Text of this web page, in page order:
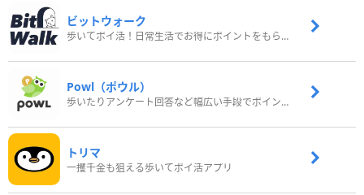
ビットウォーク
歩いてポイ活！日常生活でお得にポイントをもらおう
Powl（ポウル）
歩いたりアンケート回答など幅広い手段でポイントをゲット
トリマ
一攫千金も狙える歩いてポイ活アプリ